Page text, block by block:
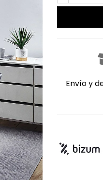
Envío y